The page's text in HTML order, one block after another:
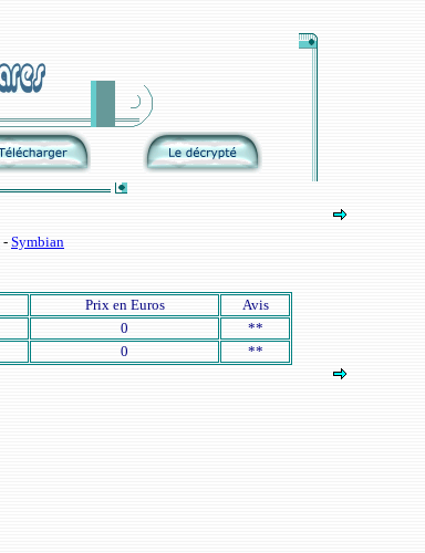
- Symbian
Prix en Euros
Avis
0
**
0 **